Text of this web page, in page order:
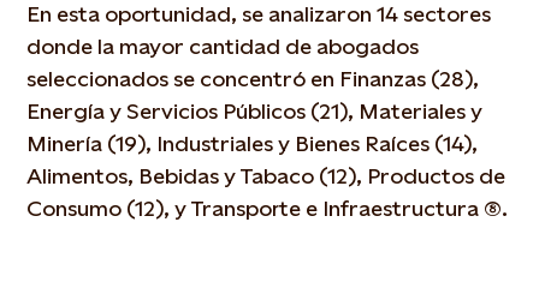
En esta oportunidad, se analizaron 14 sectores
donde la mayor cantidad de abogados
seleccionados se concentró en Finanzas (28),
Energía y Servicios Públicos (21), Materiales y
Minería (19), Industriales y Bienes Raíces (14),
Alimentos, Bebidas y Tabaco (12), Productos de
Consumo (12), y Transporte e Infraestructura (8).